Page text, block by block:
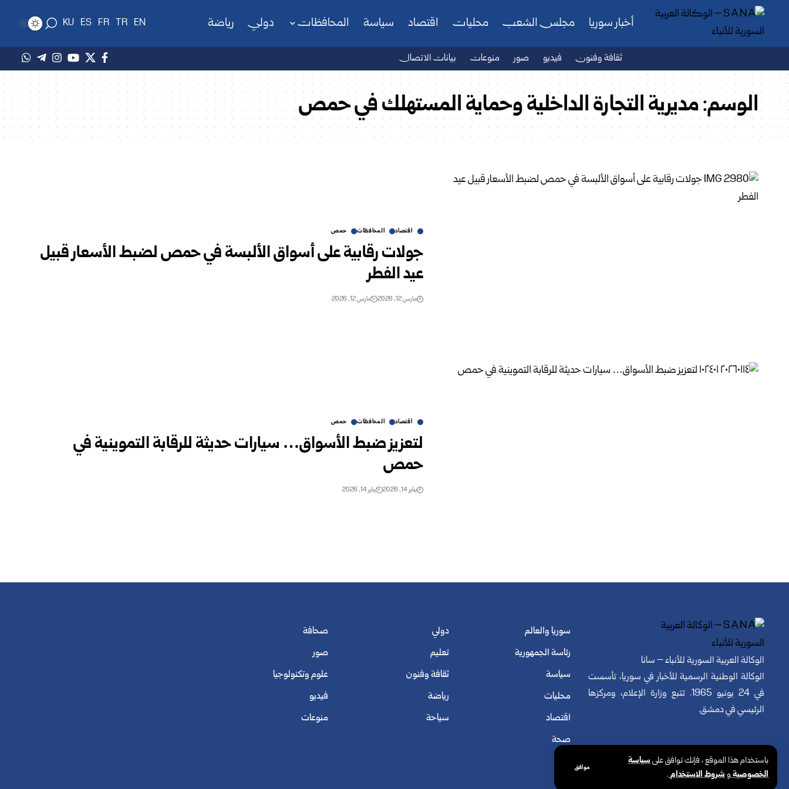
باستخدام هذا الموقع ، فإنك توافق علىسياسة
الخصوصيةوشروط الاستخدام.
موافق
أخبار سوريا مجلس الشعب محليات اقتصاد سياسة المحافظات دولي رياضة EN
TR
FR
ES
KU
ثقافة وفنون فيديو صور منوعات بيانات الاتصال
الوسم:مديرية التجارة الداخلية وحماية المستهلك في حمص
اقتصاد المحافظات حمص
جولات رقابية على أسواق الألبسة في حمص لضبط الأسعار قبيل
عيد الفطر
مارس 12, 2026 مارس 12, 2026
اقتصاد المحافظات حمص
لتعزيز ضبط الأسواق… سيارات حديثة للرقابة التموينية في
حمص
يناير 14, 2026 يناير 14, 2026
الوكالة العربية السورية للأنباء – سانا
الوكالة الوطنية الرسمية للأخبار في سوريا، تأسست
في 24 يونيو 1965. تتبع وزارة الإعلام، ومركزها
الرئيسي في دمشق.
سوريا والعالم
رئاسة الجمهورية
سياسة
محليات
اقتصاد
صحة
دولي
تعليم
ثقافة وفنون
رياضة
سياحة
صحافة
صور
علوم وتكنولوجيا
فيديو
منوعات